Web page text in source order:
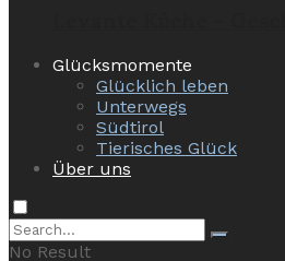
Glücksmomente
Glücklich leben
Unterwegs
Südtirol
Tierisches Glück
Über uns
No Result